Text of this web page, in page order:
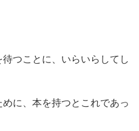
つことに、いらいらしてし
に、本を持つとこれであっ